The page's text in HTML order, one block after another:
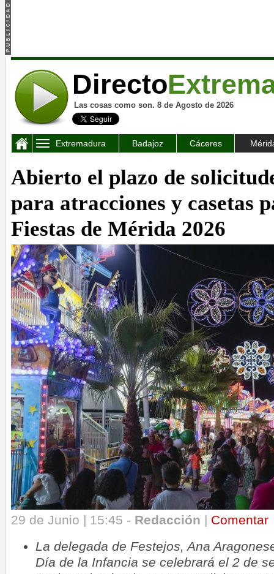
Directo
Las cosas como son. 8 de Agosto de 2026
Extremadura Badajoz Cáceres
Abierto el plazo de
para atracciones y casetas
Fiestas de Mérida 2026
29 de Junio | 15:45 - Redacción | Comentar
La delegada de Festejos, Ana
Día de la Infancia se celebrará el 2 de